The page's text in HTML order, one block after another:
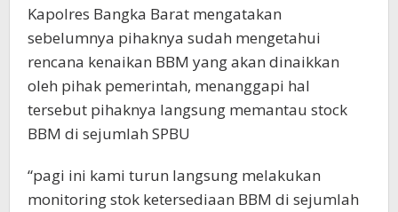
Kapolres Bangka Barat mengatakan
sebelumnya pihaknya sudah mengetahui
rencana kenaikan BBM yang akan dinaikkan
oleh pihak pemerintah, menanggapi hal
tersebut pihaknya langsung memantau stock
BBM di sejumlah SPBU
“pagi ini kami turun langsung melakukan
monitoring stok ketersediaan BBM di sejumlah